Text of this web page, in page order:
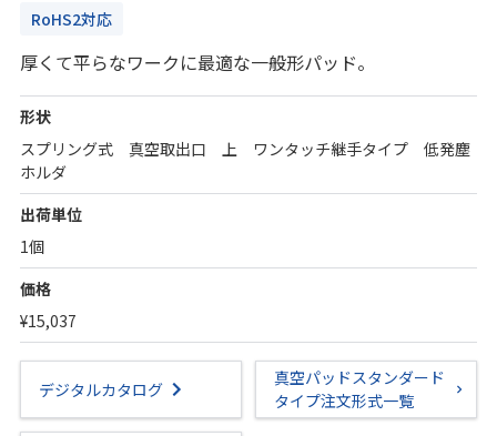
RoHS2対応
厚くて平らなワークに最適な一般形パッド。
形状
スプリング式 真空取出口 上 ワンタッチ継手タイプ 低発塵
ホルダ
出荷単位
1個
価格
¥15,037
デジタルカタログ
真空パッドスタンダード
タイプ注文形式一覧